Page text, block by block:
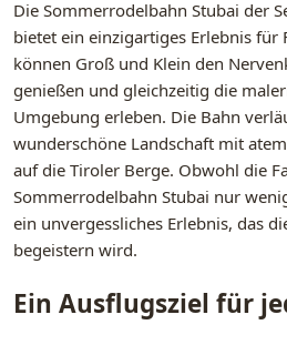
Die Sommerrodelbahn Stubai der
bietet ein einzigartiges Erlebnis
können Groß und Klein den
genießen und gleichzeitig die
Umgebung erleben. Die Bahn
wunderschöne Landschaft mit
auf die Tiroler Berge. Obwohl die
Sommerrodelbahn Stubai nur
ein unvergessliches Erlebnis, das
begeistern wird.
Ein Ausflugsziel für